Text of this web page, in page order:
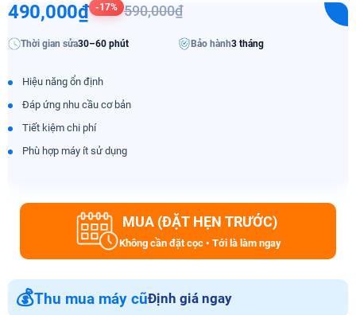
490,000₫ -17% 590,000₫
Thời gian sửa30–60 phút Bảo hành3 tháng
Hiệu năng ổn định
Đáp ứng nhu cầu cơ bản
Tiết kiệm chi phí
Phù hợp máy ít sử dụng
MUA (ĐẶT HẸN TRƯỚC)
Không cần đặt cọc • Tới là làm ngay
💰Thu mua máy cũĐịnh giá ngay